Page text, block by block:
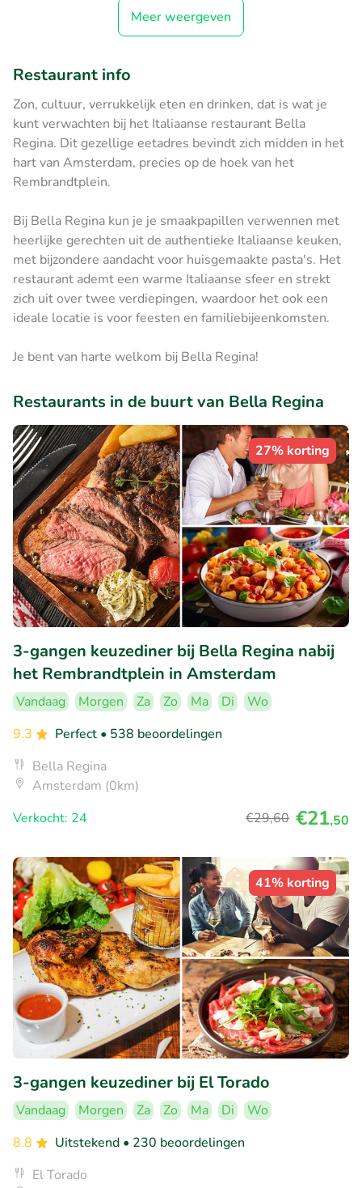
Meer weergeven
Restaurant info
Zon, cultuur, verrukkelijk eten en drinken, dat is wat je
kunt verwachten bij het Italiaanse restaurant Bella
Regina. Dit gezellige eetadres bevindt zich midden in het
hart van Amsterdam, precies op de hoek van het
Rembrandtplein.
Bij Bella Regina kun je je smaakpapillen verwennen met
heerlijke gerechten uit de authentieke Italiaanse keuken,
met bijzondere aandacht voor huisgemaakte pasta's. Het
restaurant ademt een warme Italiaanse sfeer en strekt
zich uit over twee verdiepingen, waardoor het ook een
ideale locatie is voor feesten en familiebijeenkomsten.
Je bent van harte welkom bij Bella Regina!
Restaurants in de buurt van Bella Regina
27% korting
3-gangen keuzediner bij Bella Regina nabij
het Rembrandtplein in Amsterdam
Vandaag Morgen Za Zo Ma Di
Wo
9.3
Perfect • 538 beoordelingen
Bella Regina
Amsterdam (0km)
Verkocht: 24
€29,60 €21,50
41% korting
3-gangen keuzediner bij El Torado
Vandaag Morgen Za Zo Ma Di
Wo
8.8
Uitstekend • 230 beoordelingen
El Torado